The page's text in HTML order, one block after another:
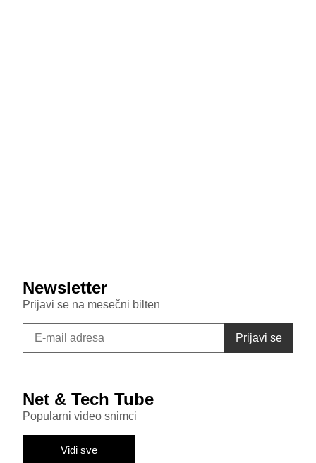
Newsletter
Prijavi se na mesečni bilten
Net & Tech Tube
Popularni video snimci
Vidi sve